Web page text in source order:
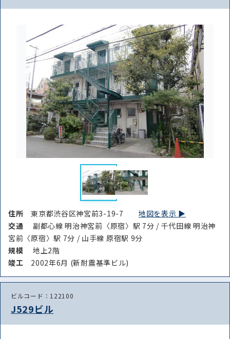
住所東京都渋谷区神宮前3-19-7地図を表示 ▶︎
交通
副都心線 明治神宮前〈原宿〉駅 7分 / 千代田線 明治神
宮前〈原宿〉駅 7分 / 山手線 原宿駅 9分
規模
地上2階
竣⼯ 2002年6月 (新耐震基準ビル)
ビルコード：122100
J529ビル